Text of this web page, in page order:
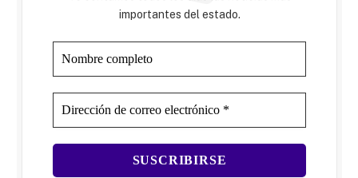
importantes del estado.